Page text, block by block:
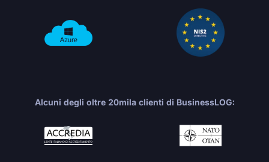
Alcuni degli oltre 20mila clienti di BusinessLOG: